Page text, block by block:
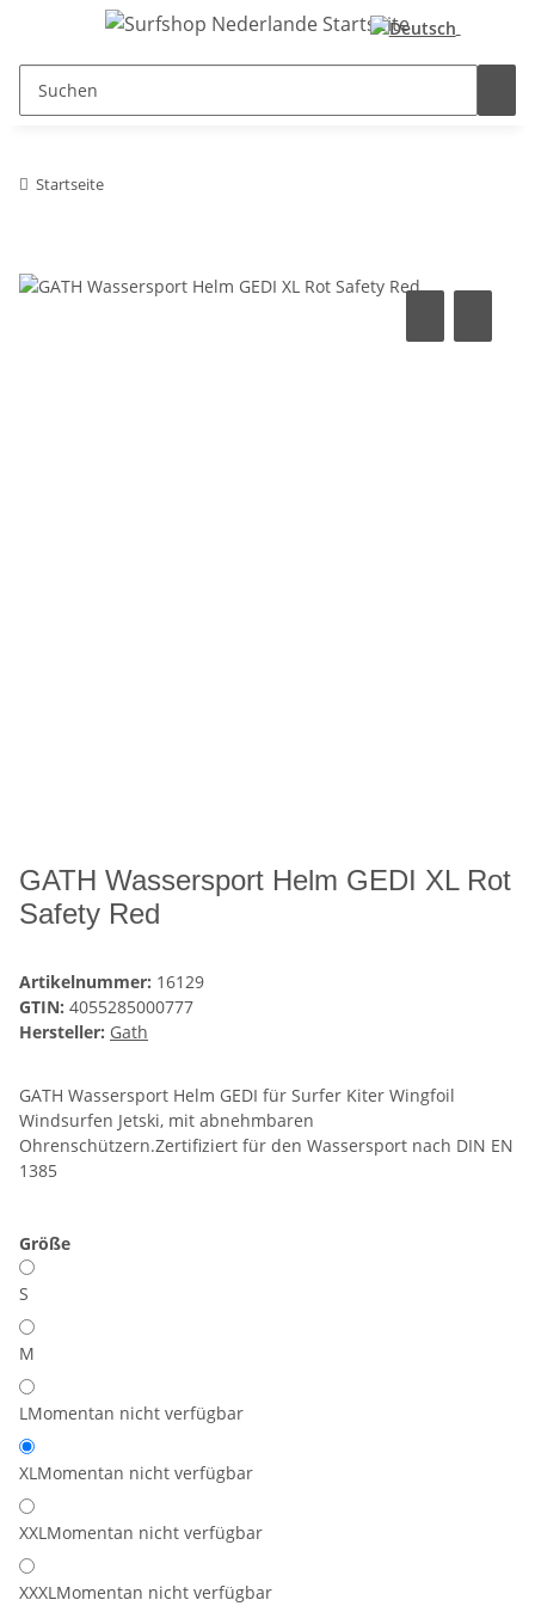
Startseite
GATH Wassersport Helm GEDI XL Rot
Safety Red
Artikelnummer: 16129
GTIN: 4055285000777
Hersteller: Gath
GATH Wassersport Helm GEDI für Surfer Kiter Wingfoil
Windsurfen Jetski, mit abnehmbaren
Ohrenschützern.Zertifiziert für den Wassersport nach DIN EN
1385
Größe
S
M
LMomentan nicht verfügbar
XLMomentan nicht verfügbar
XXLMomentan nicht verfügbar
XXXLMomentan nicht verfügbar